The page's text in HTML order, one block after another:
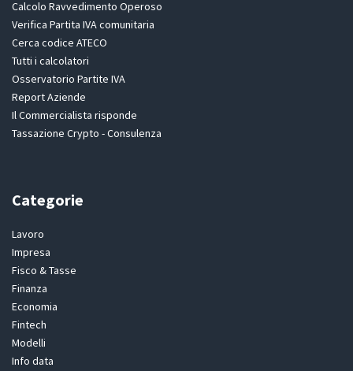
Calcolo Ravvedimento Operoso
Verifica Partita IVA comunitaria
Cerca codice ATECO
Tutti i calcolatori
Osservatorio Partite IVA
Report Aziende
Il Commercialista risponde
Tassazione Crypto - Consulenza
Categorie
Lavoro
Impresa
Fisco & Tasse
Finanza
Economia
Fintech
Modelli
Info data